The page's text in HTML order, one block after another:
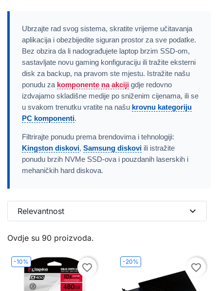
Ubrzajte rad svog sistema, skratite vrijeme učitavanja
aplikacija i obezbijedite siguran prostor za sve podatke.
Bez obzira da li nadograđujete laptop brzim SSD-om,
sastavljate novu gaming konfiguraciju ili tražite eksterni
disk za backup, na pravom ste mjestu. Istražite našu
ponudu za komponente na akciji gdje redovno
izdvajamo skladišne medije po sniženim cijenama, ili se
u svakom trenutku vratite na našu krovnu kategoriju
PC komponenti.
Filtrirajte ponudu prema brendovima i tehnologiji:
Kingston diskovi, Samsung diskovi ili istražite
ponudu brzih NVMe SSD-ova i pouzdanih laserskih i
mehaničkih hard diskova.
Ovdje su 90 proizvoda.
Relevantnost expand_more
-10%
favorite_border
-20%
favorite_border